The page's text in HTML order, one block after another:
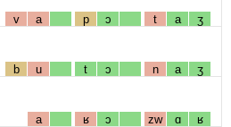
v a p ɔ t a ʒ
b u t ɔ n a ʒ
a ʁ ɔ zw ɑ ʁ